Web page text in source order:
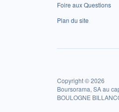
Foire aux Questions
Plan du site
Copyright © 2026
Boursorama, SA au
BOULOGNE